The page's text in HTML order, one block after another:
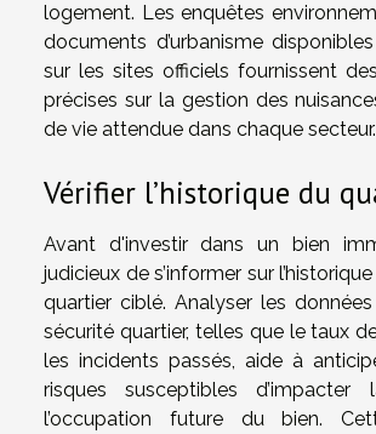
logement. Les enquêtes
documents d’urbanisme
sur les sites officiels fournissent
précises sur la gestion des
de vie attendue dans chaque secteur.
Vérifier l’historique du
Avant d'investir dans un bien
judicieux de s’informer sur
quartier ciblé. Analyser les
sécurité quartier, telles que le taux
les incidents passés, aide à
risques susceptibles
l’occupation future du bien.